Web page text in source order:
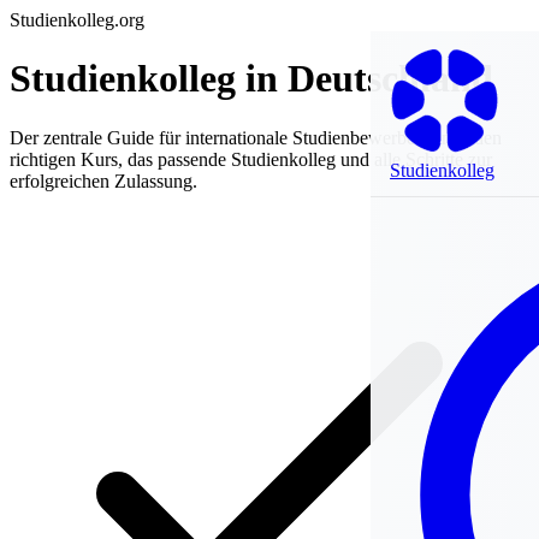
Studienkolleg
Studienkolleg.org
Studienkolleg in Deutschland
Der zentrale Guide für internationale Studienbewerber: finde den
richtigen Kurs, das passende Studienkolleg und alle Schritte zur
erfolgreichen Zulassung.